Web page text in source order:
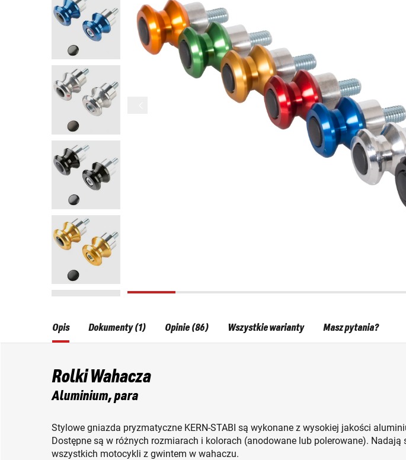
Opis
Rolki Wahacza
Aluminium, para
Stylowe gniazda pryzmatyczne KERN-STABI są wykonane z wysokiej jakości
Dostępne są w różnych rozmiarach i kolorach (anodowane lub polerowane). Nadają
wszystkich motocykli z gwintem w wahaczu.
Dokumenty (1) Opinie (86) Wszystkie warianty Masz pytania?